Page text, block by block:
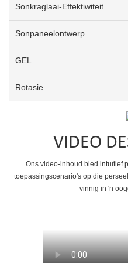
Sonkraglaai-Effektiwiteit
Sonpaneelontwerp
GEL
Rotasie
VIDEO
Ons video-inhoud bied intuïtief
toepassingscenario's op die
vinnig in 'n